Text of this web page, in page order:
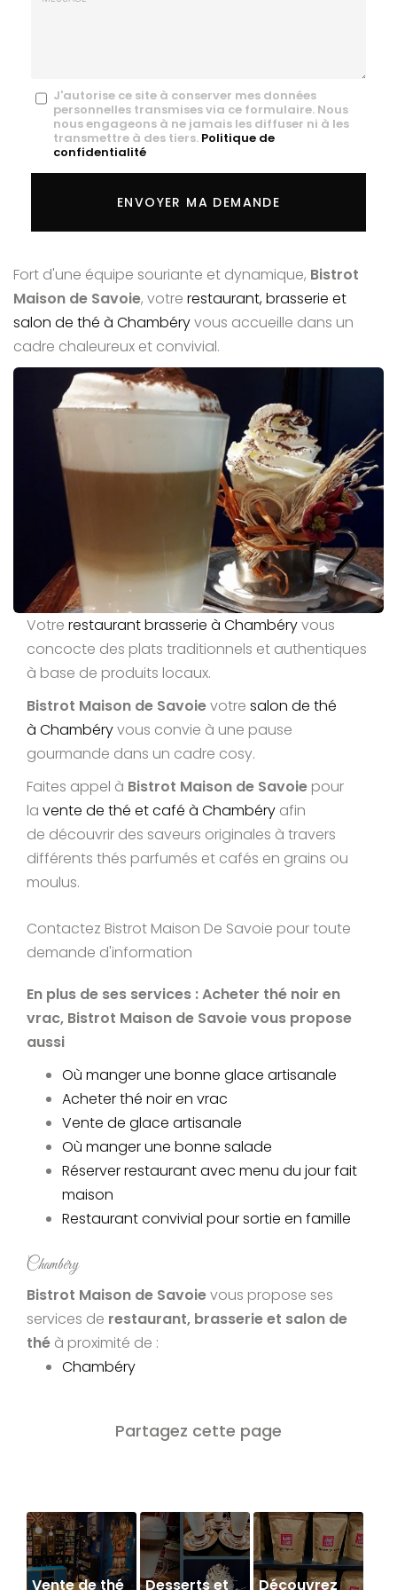
Message
J'autorise ce site à conserver mes données
personnelles transmises via ce formulaire. Nous
nous engageons à ne jamais les diffuser ni à les
transmettre à des tiers. Politique de
confidentialité
Acceptation
ENVOYER MA DEMANDE
Fort d'une équipe souriante et dynamique, Bistrot
Maison de Savoie, votre restaurant, brasserie et
salon de thé à Chambéryvous accueille dans un
cadre chaleureux et convivial.
Votre restaurant brasserie à Chambéryvous
concocte des plats traditionnels et authentiques
à base de produits locaux.
Bistrot Maison de Savoievotre salon de thé
à Chambéryvous convie à une pause
gourmande dans un cadre cosy.
Faites appel à Bistrot Maison de Savoie pour
la vente de thé et café à Chambéry afin
de découvrir des saveurs originales à travers
différents thés parfumés et cafés en grains ou
moulus.
Contactez Bistrot Maison De Savoie pour toute
demande d'information
En plus de ses services :Acheter thé noir en
vrac, Bistrot Maison de Savoie vous propose
aussi
Où manger une bonne glace artisanale
Acheter thé noir en vrac
Vente de glace artisanale
Où manger une bonne salade
Réserver restaurant avec menu du jour fait
maison
Restaurant convivial pour sortie en famille
Chambéry
Bistrot Maison de Savoievous propose ses
services de restaurant, brasserie et salon de
thé à proximité de :
Chambéry
Vente de thé Desserts et Découvrez